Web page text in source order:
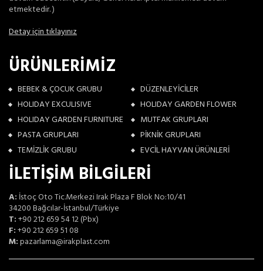
etmektedir. )
Detay için tıklayınız
ÜRÜNLERİMİZ
BEBEK & ÇOCUK GRUBU
DÜZENLEYİCİLER
HOLIDAY EXCULISIVE
HOLIDAY GARDEN FLOWER
HOLIDAY GARDEN FURNITURE
MUTFAK GRUPLARI
PASTA GRUPLARI
PİKNİK GRUPLARI
TEMİZLİK GRUBU
EVCİL HAYVAN ÜRÜNLERİ
İLETİŞİM BİLGİLERİ
A: İstoç Oto Tic.Merkezi Irak Plaza F Blok No:10/41
34200 Bağcılar-İstanbul/Türkiye
T:+90 212 659 54 12 (Pbx)
F:+90 212 659 51 08
M:pazarlama@irakplast.com